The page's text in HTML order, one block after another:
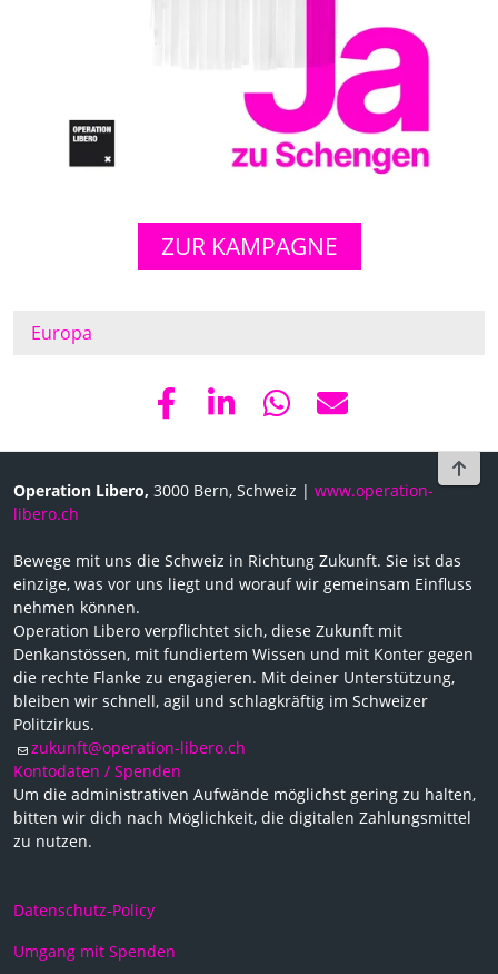
ZUR KAMPAGNE
Europa
Operation Libero, 3000 Bern, Schweiz | www.operation-
libero.ch
Bewege mit uns die Schweiz in Richtung Zukunft. Sie ist das
einzige, was vor uns liegt und worauf wir gemeinsam Einfluss
nehmen können.
Operation Libero verpflichtet sich, diese Zukunft mit
Denkanstössen, mit fundiertem Wissen und mit Konter gegen
die rechte Flanke zu engagieren. Mit deiner Unterstützung,
bleiben wir schnell, agil und schlagkräftig im Schweizer
Politzirkus.
zukunft@operation-libero.ch
Kontodaten / Spenden
Um die administrativen Aufwände möglichst gering zu halten,
bitten wir dich nach Möglichkeit, die digitalen Zahlungsmittel
zu nutzen.
Datenschutz-Policy
Umgang mit Spenden
To